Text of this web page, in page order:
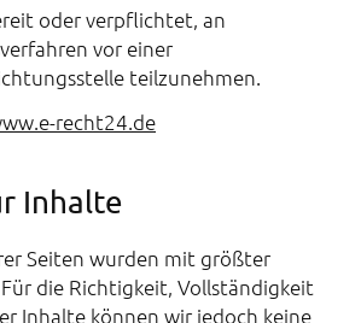
oder verpflichtet, an
vor einer
teilzunehmen.
recht24.de
Inhalte
Seiten wurden mit größter
die Richtigkeit, Vollständigkeit
Inhalte können wir jedoch keine